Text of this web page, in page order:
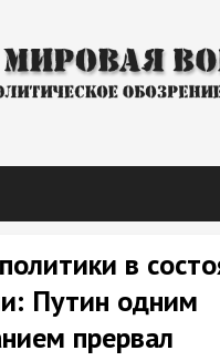
в
Путин одним
прервал